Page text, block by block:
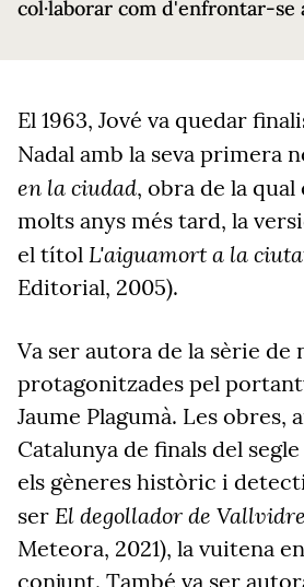
col·laborar com d'enfrontar-se
El 1963, Jové va quedar
Nadal amb la seva primera
en la ciudad, obra de la qual
molts anys més tard, la
el títol L'aiguamort a la
Editorial, 2005).
Va ser autora de la sèrie de
protagonitzades pel
Jaume Plagumà. Les obres,
Catalunya de finals del
els gèneres històric i
ser El degollador de
Meteora, 2021), la vuitena
conjunt. També va ser